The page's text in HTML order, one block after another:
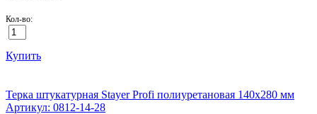
Кол-во:
Купить
Терка штукатурная Stayer Profi полиуретановая 140x280 мм
Артикул: 0812-14-28